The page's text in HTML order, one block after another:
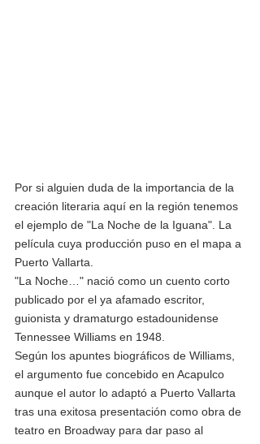
Por si alguien duda de la importancia de la
creación literaria aquí en la región tenemos
el ejemplo de "La Noche de la Iguana". La
película cuya producción puso en el mapa a
Puerto Vallarta.
"La Noche…" nació como un cuento corto
publicado por el ya afamado escritor,
guionista y dramaturgo estadounidense
Tennessee Williams en 1948.
Según los apuntes biográficos de Williams,
el argumento fue concebido en Acapulco
aunque el autor lo adaptó a Puerto Vallarta
tras una exitosa presentación como obra de
teatro en Broadway para dar paso al